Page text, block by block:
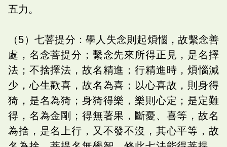
五力。
（5）七菩提分：學人失念則起煩惱，故繫念善
處，名念菩提分；繫念先來所得正見，是名擇
法；不捨擇法，故名精進；行精進時，煩惱減
少，心生歡喜，故名為喜；以心喜故，則身得
猗，是名為猗；身猗得樂，樂則心定；是定難
得，名為金剛；得無著果，斷憂、喜等，故名
為捨，是名上行，又不發不沒，其心平等，故